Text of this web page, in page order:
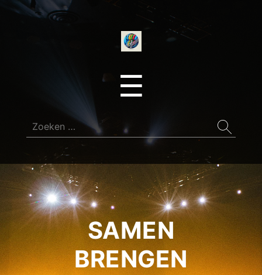
☰
Zoeken
naar:
SAMEN
BRENGEN